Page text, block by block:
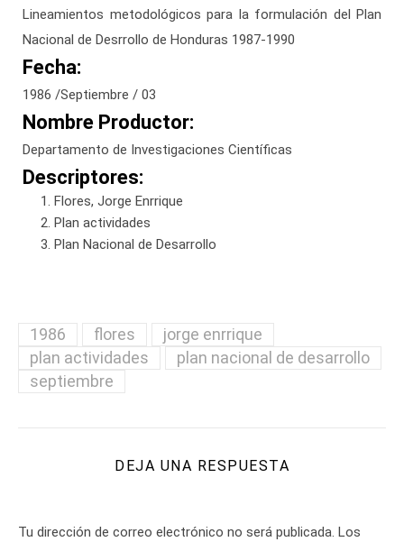
Lineamientos metodológicos para la formulación del Plan
Nacional de Desrrollo de Honduras 1987-1990
Fecha:
1986 /Septiembre / 03
Nombre Productor:
Departamento de Investigaciones Científicas
Descriptores:
Flores, Jorge Enrrique
Plan actividades
Plan Nacional de Desarrollo
1986 flores
jorge enrrique
plan actividades
plan nacional de desarrollo
septiembre
DEJA UNA RESPUESTA
Tu dirección de correo electrónico no será publicada. Los